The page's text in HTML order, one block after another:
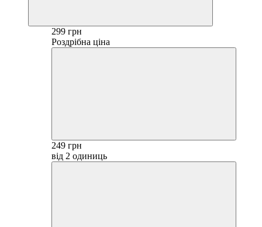
299 грн
Роздрібна ціна
249 грн
від 2 одиниць